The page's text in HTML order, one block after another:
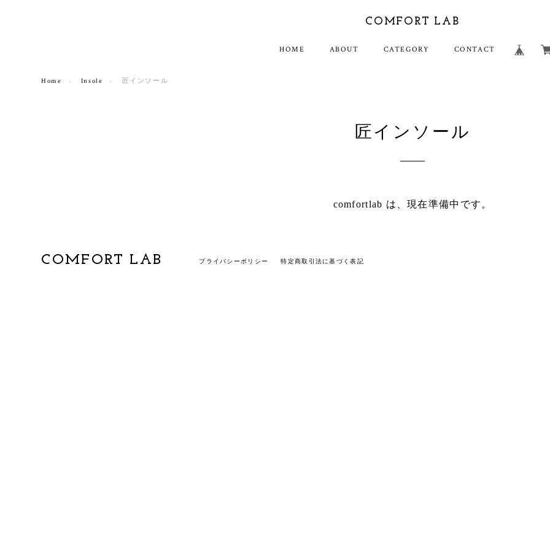
COMFORT LAB
HOME ABOUT CATEGORY CONTACT
Home Insole 匠インソール
匠インソール
comfortlab は、現在準備中です。
COMFORT LAB プライバシーポリシー 特定商取引法に基づく表記